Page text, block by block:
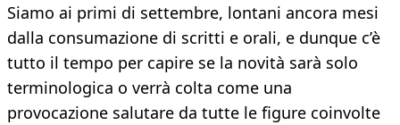
Siamo ai primi di settembre, lontani ancora mesi
dalla consumazione di scritti e orali, e dunque c’è
tutto il tempo per capire se la novità sarà solo
terminologica o verrà colta come una
provocazione salutare da tutte le figure coinvolte